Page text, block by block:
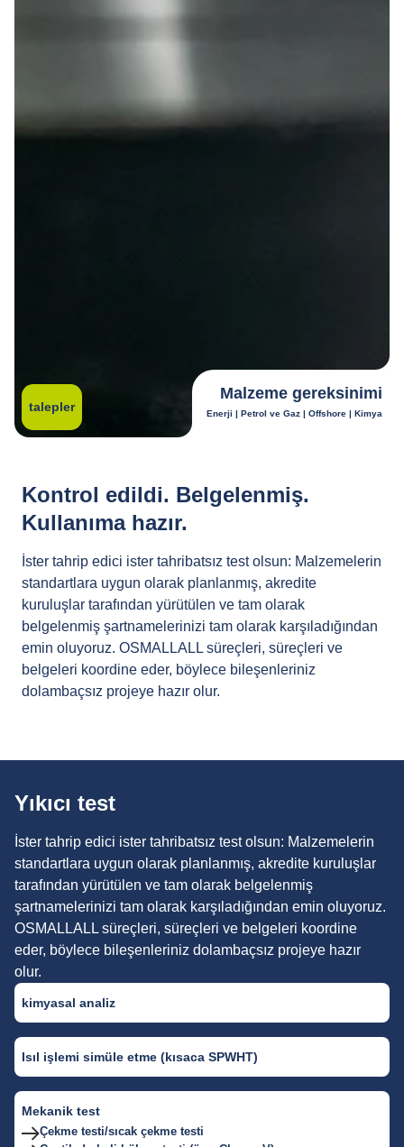
talepler
Malzeme gereksinimi
Enerji | Petrol ve Gaz | Offshore | Kimya
Kontrol edildi. Belgelenmiş.
Kullanıma hazır.
İster tahrip edici ister tahribatsız test olsun: Malzemelerin
standartlara uygun olarak planlanmış, akredite
kuruluşlar tarafından yürütülen ve tam olarak
belgelenmiş şartnamelerinizi tam olarak karşıladığından
emin oluyoruz. OSMALLALL süreçleri, süreçleri ve
belgeleri koordine eder, böylece bileşenleriniz
dolambaçsız projeye hazır olur.
Yıkıcı test
İster tahrip edici ister tahribatsız test olsun: Malzemelerin
standartlara uygun olarak planlanmış, akredite kuruluşlar
tarafından yürütülen ve tam olarak belgelenmiş
şartnamelerinizi tam olarak karşıladığından emin oluyoruz.
OSMALLALL süreçleri, süreçleri ve belgeleri koordine
eder, böylece bileşenleriniz dolambaçsız projeye hazır
olur.
kimyasal analiz
Isıl işlemi simüle etme (kısaca SPWHT)
Mekanik test
Çekme testi/sıcak çekme testi